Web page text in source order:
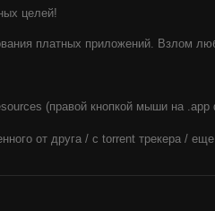
целей!
платных приложений. Взлом
(правой кнопкой мыши на
от друга / с torrent трекера /